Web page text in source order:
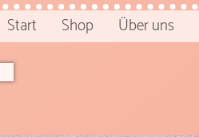
Start Shop Über uns